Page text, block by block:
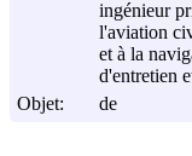
ingénieur
l'aviation
et à la
d'entretien
Objet:
de